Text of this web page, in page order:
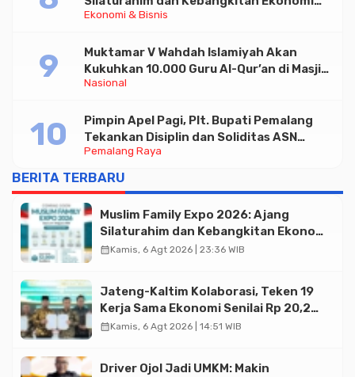
Ekonomi & Bisnis
Halal di Jakarta
Nasional
Muktamar V Wahdah Islamiyah Akan
Kukuhkan 10.000 Guru Al-Qur’an di Masjid
Istiqlal
Pemalang Raya
Pimpin Apel Pagi, Plt. Bupati Pemalang
Tekankan Disiplin dan Soliditas ASN
untuk Pelayanan Publik
BERITA TERBARU
Muslim Family Expo 2026: Ajang
Silaturahim dan Kebangkitan Ekonomi
Halal di Jakarta
calendar_monthKamis, 6 Agt 2026 | 23:36 WIB
Jateng-Kaltim Kolaborasi, Teken 19
Kerja Sama Ekonomi Senilai Rp 20,2
Triliun
calendar_monthKamis, 6 Agt 2026 | 14:51 WIB
Driver Ojol Jadi UMKM: Makin